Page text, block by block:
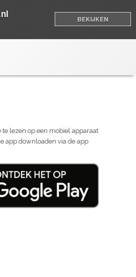
BEKIJKEN
lezen op een mobiel apparaat
app downloaden via de app